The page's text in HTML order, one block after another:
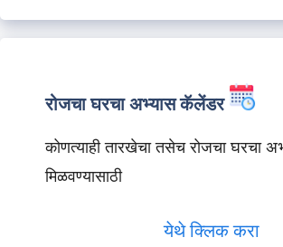
रोजचा घरचा अभ्यास कॅलेंडर
कोणत्याही तारखेचा तसेच रोजचा घरचा
मिळवण्यासाठी
येथे क्लिक करा